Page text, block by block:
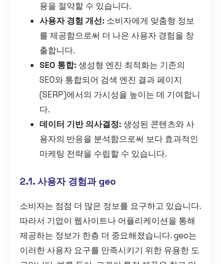
용을 절약할 수 있습니다.
사용자 경험 개선: 소비자에게 맞춤형 정보
를 제공함으로써 더 나은 사용자 경험을 창
출합니다.
SEO 통합: 생성형 엔진 최적화는 기존의
SEO와 통합되어 검색 엔진 결과 페이지
(SERP)에서의 가시성을 높이는 데 기여합니
다.
데이터 기반 의사결정: 생성된 콘텐츠와 사
용자의 반응을 분석함으로써 보다 효과적인
마케팅 전략을 수립할 수 있습니다.
2.1. 사용자 경험과 geo
소비자는 점점 더 많은 정보를 요구하고 있습니다.
따라서 기업이 웹사이트나 어플리케이션을 통해
제공하는 정보가 한층 더 중요해졌습니다. geo는
이러한 사용자 요구를 만족시키기 위한 유용한 도